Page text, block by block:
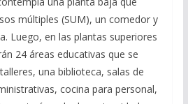
múltiples (SUM), un comedor y
Luego, en las plantas superiores
24 áreas educativas que se
una biblioteca, salas de
cocina para personal,